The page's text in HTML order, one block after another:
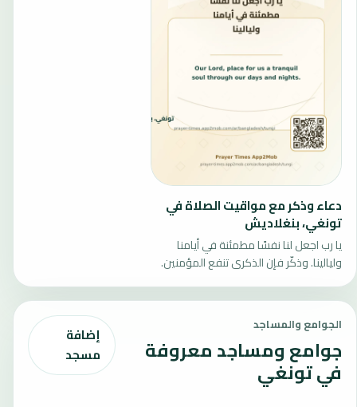
دعاء وذكر مع مواقيت الصلاة في
تونغي، بنغلاديش
يا رب اجعل لنا نفسًا مطمئنة في أيامنا
وليالينا. وذكّر فإن الذكرى تنفع المؤمنين.
الجوامع والمساجد
جوامع ومساجد معروفة
في تونغي
إضافة
مسجد